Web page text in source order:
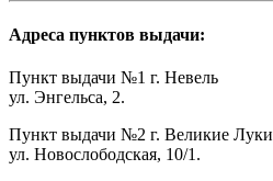
Адреса пунктов выдачи:
Пункт выдачи №1 г. Невель
ул. Энгельса, 2.
Пункт выдачи №2 г. Великие Луки
ул. Новослободская, 10/1.